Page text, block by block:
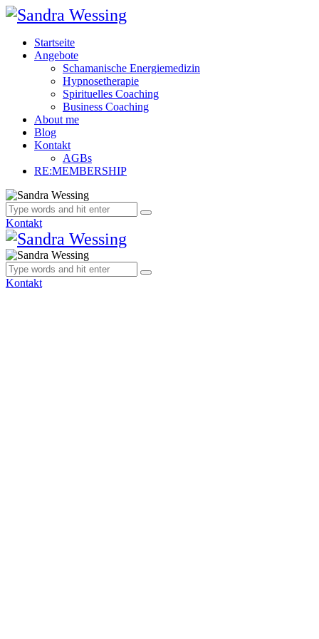
Startseite
Angebote
Schamanische Energiemedizin
Hypnosetherapie
Spirituelles Coaching
Business Coaching
About me
Blog
Kontakt
AGBs
RE:MEMBERSHIP
Kontakt
Kontakt